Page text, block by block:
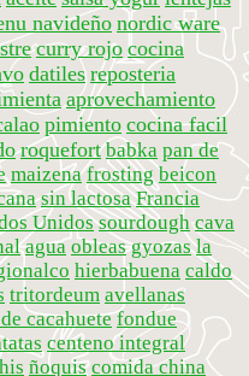
navideñonordic ware
curry rojo cocina
datiles reposteria
aprovechamiento
pimiento cocina facil
roquefort babka pan de
maizena frosting beicon
sin lactosa Francia
Unidos sourdough cava
agua obleas gyozas la
hierbabuena caldo
tritordeum avellanas
cacahuete fondue
centeno integral
ñoquis comida china